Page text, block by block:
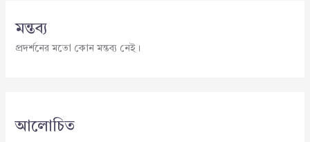
মন্তব্য
প্রদর্শনের মতো কোন মন্তব্য নেই।
আলোচিত